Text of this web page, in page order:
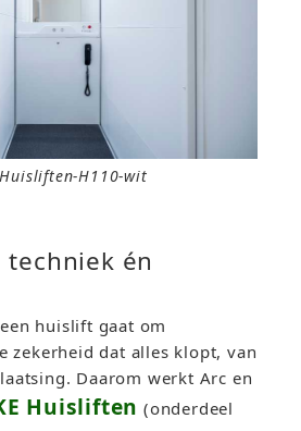
Huisliften-H110-wit
én
huislift gaat om
zekerheid dat alles klopt, van
Daarom werkt Arc en
Huisliften (onderdeel